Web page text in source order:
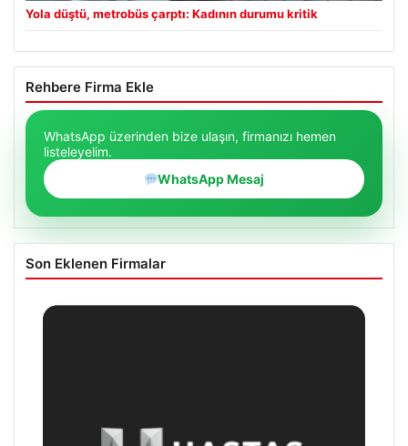
Yola düştü, metrobüs çarptı: Kadının durumu kritik
Rehbere Firma Ekle
WhatsApp üzerinden bize ulaşın, firmanızı hemen
listeleyelim.
WhatsApp Mesaj
Son Eklenen Firmalar